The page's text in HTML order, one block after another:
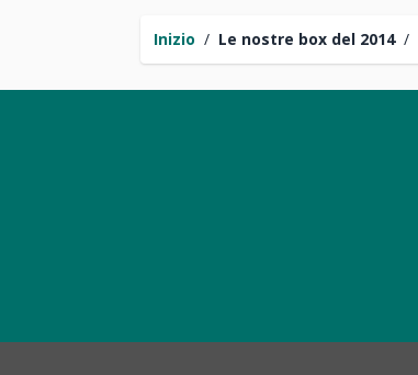
Inizio / Le nostre box del 2014 /